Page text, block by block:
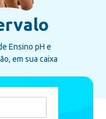
Ensino pH e
em sua caixa